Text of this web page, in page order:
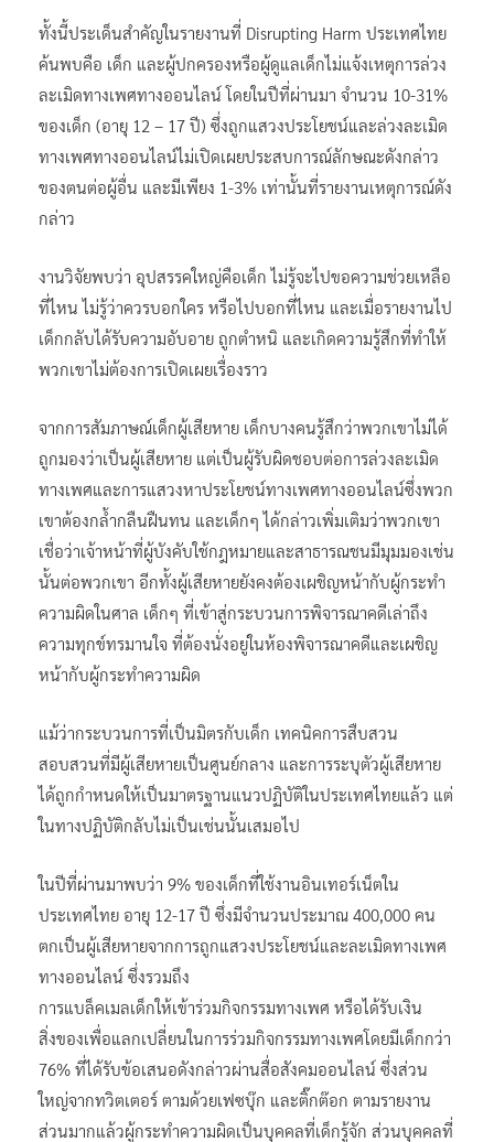
ทั้งนี้ประเด็นสำคัญในรายงานที่ Disrupting Harm ประเทศไทย
ค้นพบคือ เด็ก และผู้ปกครองหรือผู้ดูแลเด็กไม่แจ้งเหตุการล่วง
ละเมิดทางเพศทางออนไลน์ โดยในปีที่ผ่านมา จำนวน 10-31%
ของเด็ก (อายุ 12 – 17 ปี) ซึ่งถูกแสวงประโยชน์และล่วงละเมิด
ทางเพศทางออนไลน์ไม่เปิดเผยประสบการณ์ลักษณะดังกล่าว
ของตนต่อผู้อื่น และมีเพียง 1-3% เท่านั้นที่รายงานเหตุการณ์ดัง
กล่าว
งานวิจัยพบว่า อุปสรรคใหญ่คือเด็ก ไม่รู้จะไปขอความช่วยเหลือ
ที่ไหน ไม่รู้ว่าควรบอกใคร หรือไปบอกที่ไหน และเมื่อรายงานไป
เด็กกลับได้รับความอับอาย ถูกตำหนิ และเกิดความรู้สึกที่ทำให้
พวกเขาไม่ต้องการเปิดเผยเรื่องราว
จากการสัมภาษณ์เด็กผู้เสียหาย เด็กบางคนรู้สึกว่าพวกเขาไม่ได้
ถูกมองว่าเป็นผู้เสียหาย แต่เป็นผู้รับผิดชอบต่อการล่วงละเมิด
ทางเพศและการแสวงหาประโยชน์ทางเพศทางออนไลน์ซึ่งพวก
เขาต้องกล้ำกลืนฝืนทน และเด็กๆ ได้กล่าวเพิ่มเติมว่าพวกเขา
เชื่อว่าเจ้าหน้าที่ผู้บังคับใช้กฎหมายและสาธารณชนมีมุมมองเช่น
นั้นต่อพวกเขา อีกทั้งผู้เสียหายยังคงต้องเผชิญหน้ากับผู้กระทำ
ความผิดในศาล เด็กๆ ที่เข้าสู่กระบวนการพิจารณาคดีเล่าถึง
ความทุกข์ทรมานใจ ที่ต้องนั่งอยู่ในห้องพิจารณาคดีและเผชิญ
หน้ากับผู้กระทำความผิด
แม้ว่ากระบวนการที่เป็นมิตรกับเด็ก เทคนิคการสืบสวน
สอบสวนที่มีผู้เสียหายเป็นศูนย์กลาง และการระบุตัวผู้เสียหาย
ได้ถูกกำหนดให้เป็นมาตรฐานแนวปฏิบัติในประเทศไทยแล้ว แต่
ในทางปฏิบัติกลับไม่เป็นเช่นนั้นเสมอไป
ในปีที่ผ่านมาพบว่า 9% ของเด็กที่ใช้งานอินเทอร์เน็ตใน
ประเทศไทย อายุ 12-17 ปี ซึ่งมีจำนวนประมาณ 400,000 คน
ตกเป็นผู้เสียหายจากการถูกแสวงประโยชน์และละเมิดทางเพศ
ทางออนไลน์ ซึ่งรวมถึง
การแบล็คเมลเด็กให้เข้าร่วมกิจกรรมทางเพศ หรือได้รับเงิน
สิ่งของเพื่อแลกเปลี่ยนในการร่วมกิจกรรมทางเพศโดยมีเด็กกว่า
76% ที่ได้รับข้อเสนอดังกล่าวผ่านสื่อสังคมออนไลน์ ซึ่งส่วน
ใหญ่จากทวิตเตอร์ ตามด้วยเฟซบุ๊ก และติ๊กต๊อก ตามรายงาน
ส่วนมากแล้วผู้กระทำความผิดเป็นบุคคลที่เด็กรู้จัก ส่วนบุคคลที่